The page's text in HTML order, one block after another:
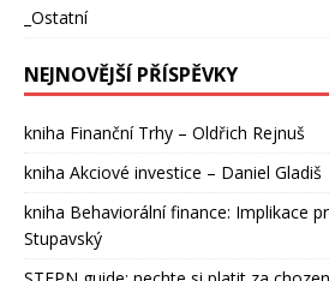
_Ostatní
NEJNOVĚJŠÍ PŘÍSPĚVKY
kniha Finanční Trhy – Oldřich Rejnuš
kniha Akciové investice – Daniel Gladiš
kniha Behaviorální finance: Implikace
Stupavský